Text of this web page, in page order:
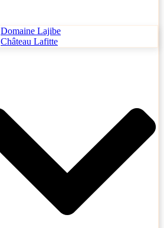
Domaine Lajibe
Château Lafitte